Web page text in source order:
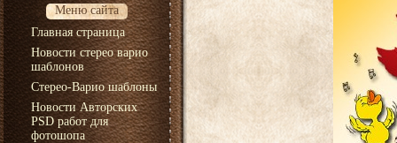
Меню сайта
Главная страница
Новости стерео варио
шаблонов
Стерео-Варио шаблоны
Новости Авторских
PSD работ для
фотошопа